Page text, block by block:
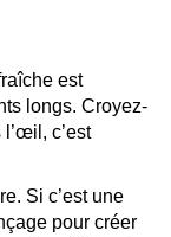
est
longs. Croyez-
c’est
Si c’est une
pour créer